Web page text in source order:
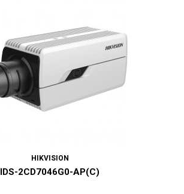
HIKVISION
IDS-2CD7046G0-AP(C)